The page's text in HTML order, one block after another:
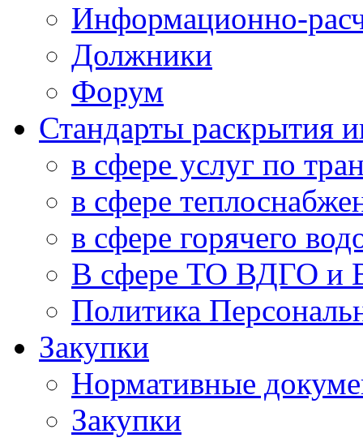
Информационно-
Должники
Форум
Стандарты раскрытия
в сфере услуг по
в сфере
в сфере горячего
В сфере ТО ВДГО и
Политика
Закупки
Нормативные
Закупки